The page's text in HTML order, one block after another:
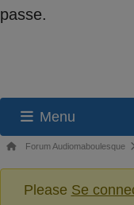
passe.
Menu
Navigation
du
forum
Fil Forum Audiomaboulesque
Please Se